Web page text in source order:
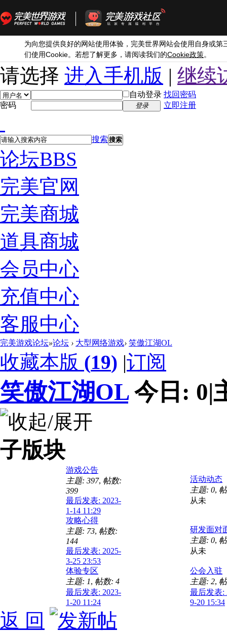
为向您提供良好的网站使用体验，完美世界网站会使用自身或第
们使用Cookie。若想了解更多，请阅读我们的Cookie政策。
请选择 进入手机版 | 继续
自动登录 找回密码
密码
登录 立即注册
搜索 搜索
论坛BBS
完美官网
完美商城
道具商城
会员中心
充值中心
客服中心
完美游戏论坛»论坛 › 大型网络游戏› 笑傲江湖OL
收藏本版 (19) |订阅
笑傲江湖OL 今日: 0|
子版块
游戏公告
主题: 397, 帖数:
399
最后发表: 2023-
1-14 11:29
活动动态
主题: 0,
从未
攻略心得
主题: 73, 帖数:
144
最后发表: 2025-
3-25 23:53
研发面对
主题: 0,
从未
体验专区
主题: 1, 帖数: 4
最后发表: 2023-
1-20 11:24
公会入驻
主题: 2,
最后发表:
9-20 15:34
返 回